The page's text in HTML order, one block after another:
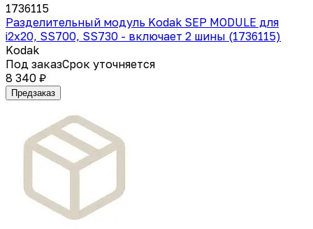
1736115
Разделительный модуль Kodak SEP MODULE для
i2x20, SS700, SS730 - включает 2 шины (1736115)
Kodak
Под заказСрок уточняется
8 340 ₽
Предзаказ